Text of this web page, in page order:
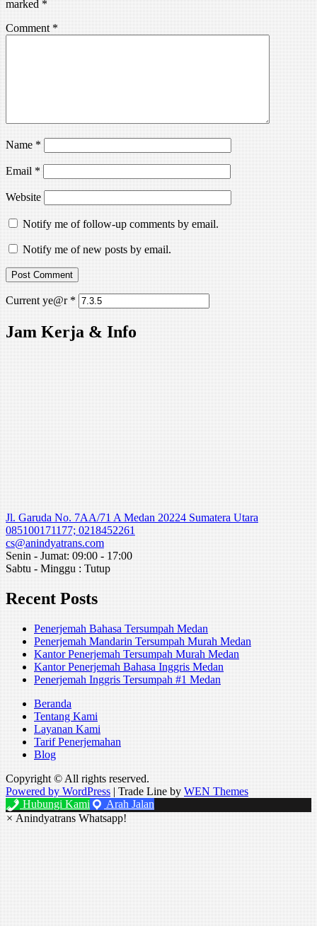
marked*
Comment*
Name*
Email*
Website
Notify me of follow-up comments by email.
Notify me of new posts by email.
Current ye@r*
Jam Kerja & Info
Jl. Garuda No. 7AA/71 A Medan 20224 Sumatera Utara
085100171177; 0218452261
cs@anindyatrans.com
Senin - Jumat: 09:00 - 17:00
Sabtu - Minggu : Tutup
Recent Posts
Penerjemah Bahasa Tersumpah Medan
Penerjemah Mandarin Tersumpah Murah Medan
Kantor Penerjemah Tersumpah Murah Medan
Kantor Penerjemah Bahasa Inggris Medan
Penerjemah Inggris Tersumpah #1 Medan
Beranda
Tentang Kami
Layanan Kami
Tarif Penerjemahan
Blog
Copyright © All rights reserved.
Powered by WordPress |Trade Line byWEN Themes
Hubungi Kami
Arah Jalan
×Anindyatrans Whatsapp!